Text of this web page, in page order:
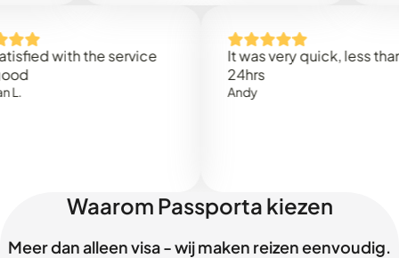
with the service
It was very quick, less than
Waarom Passporta kiezen
Meer dan alleen visa - wij maken reizen eenvoudig.